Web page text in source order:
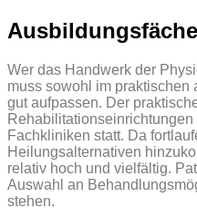
Wer das Handwerk der
muss sowohl im praktischen
gut aufpassen. Der
Fachkliniken statt. Da
Heilungsalternativen
relativ hoch und vielfältig.
Auswahl an
stehen.